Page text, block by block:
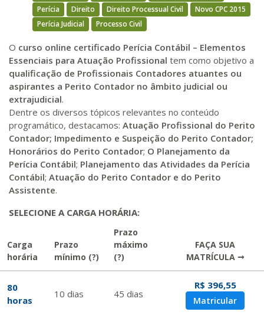
Perícia
Direito Direito Processual Civil
Novo CPC 2015
Perícia Judicial
Processo Civil
O curso online certificado Perícia Contábil – Elementos
Essenciais para Atuação Profissional tem como objetivo a
qualificação de Profissionais Contadores atuantes ou
aspirantes a Perito Contador no âmbito judicial ou
extrajudicial.
Dentre os diversos tópicos relevantes no conteúdo
programático, destacamos: Atuação Profissional do Perito
Contador; Impedimento e Suspeição do Perito Contador;
Honorários do Perito Contador; O Planejamento da
Perícia Contábil; Planejamento das Atividades da Perícia
Contábil; Atuação do Perito Contador e do Perito
Assistente.
SELECIONE A CARGA HORÁRIA:
Carga
horária
Prazo
mínimo (?)
Prazo
máximo
(?)
FAÇA SUA
MATRÍCULA →
80
horas
10 dias 45 dias
R$ 396,55
Matricular